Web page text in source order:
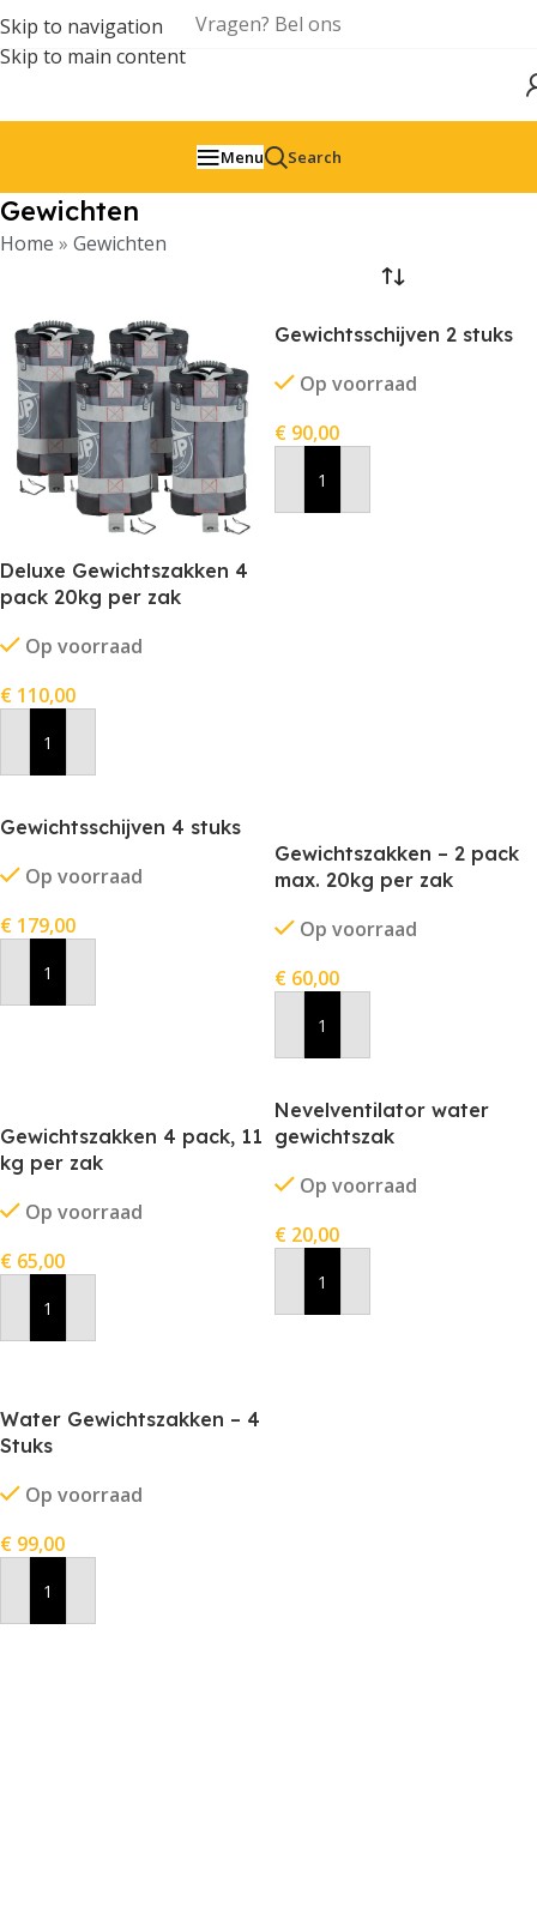
Skip to navigation
Skip to main content
Vragen? Bel ons
Menu Search
Gewichten
Home » Gewichten
Deluxe Gewichtszakken 4
pack 20kg per zak
Op voorraad
€ 110,00
In Winkelwagen
Gewichtsschijven 2 stuks
Op voorraad
€ 90,00
In Winkelwagen
Gewichtsschijven 4 stuks
Op voorraad
€ 179,00
In Winkelwagen
Gewichtszakken – 2 pack
max. 20kg per zak
Op voorraad
€ 60,00
In Winkelwagen
Gewichtszakken 4 pack, 11
kg per zak
Op voorraad
€ 65,00
In Winkelwagen
Nevelventilator water
gewichtszak
Op voorraad
€ 20,00
In Winkelwagen
Water Gewichtszakken – 4
Stuks
Op voorraad
€ 99,00
In Winkelwagen